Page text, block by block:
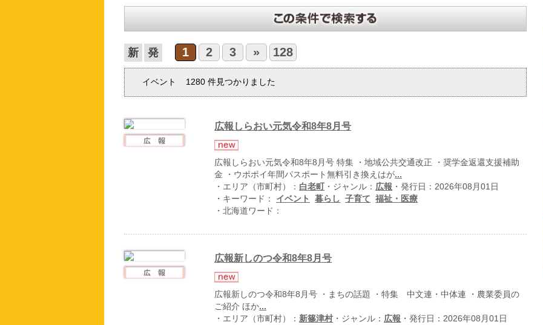
1 2 3 » 128
イベント 1280件見つかりました
広報しらおい元気令和8年8月号
広報しらおい元気令和8年8月号 特集 ・地域公共交通改正 ・奨学金返還支援補助
金 ・ウポポイ年間パスポート無料引き換えはが...
・エリア（市町村）： 白老町 ・ジャンル： 広報 ・発行日：2026年08月01日
・キーワード： イベント 暮らし 子育て
福祉・医療
・北海道ワード：
広報新しのつ令和8年8月号
広報新しのつ令和8年8月号 ・まちの話題 ・特集 中文連・中体連 ・農業委員の
ご紹介 ほか...
・エリア（市町村）：新篠津村・ジャンル： 広報 ・発行日：2026年08月01日